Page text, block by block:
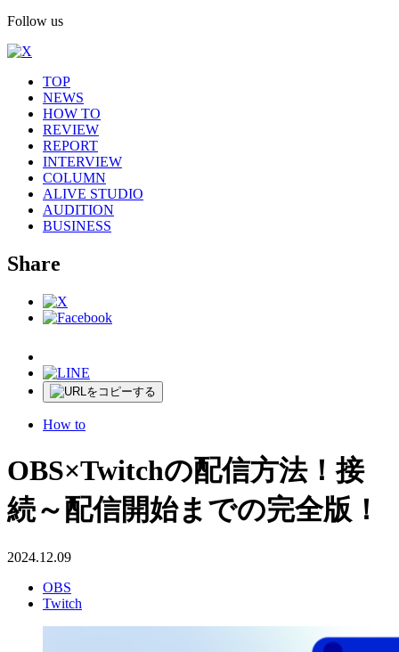
Follow us
TOP
NEWS
HOW TO
REVIEW
REPORT
INTERVIEW
COLUMN
ALIVE STUDIO
AUDITION
BUSINESS
Share
How to
OBS×Twitchの配信方法！接
続～配信開始までの完全版！
2024.12.09
OBS
Twitch